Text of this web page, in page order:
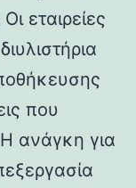
εταιρείες
που
ανάγκη για